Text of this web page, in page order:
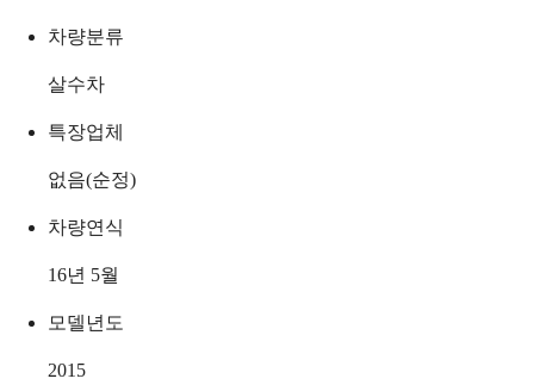
차량분류
살수차
특장업체
없음(순정)
차량연식
16년 5월
모델년도
2015